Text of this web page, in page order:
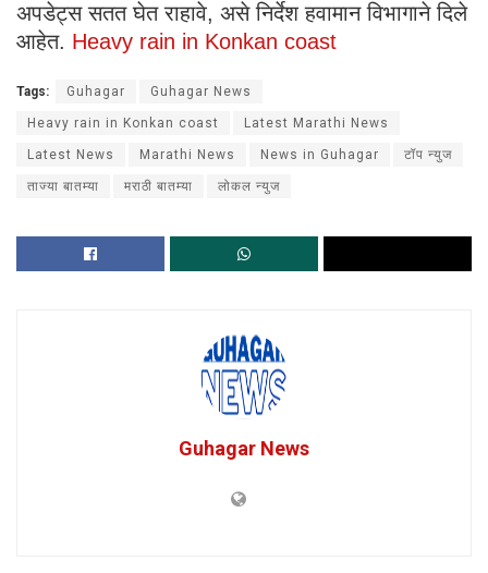
अपडेट्स सतत घेत राहावे, असे निर्देश हवामान विभागाने दिले
आहेत. Heavy rain in Konkan coast
Tags: Guhagar Guhagar News
Heavy rain in Konkan coast Latest Marathi News
Latest News Marathi News News in Guhagar टॉप न्युज
ताज्या बातम्या मराठी बातम्या लोकल न्युज
Guhagar News